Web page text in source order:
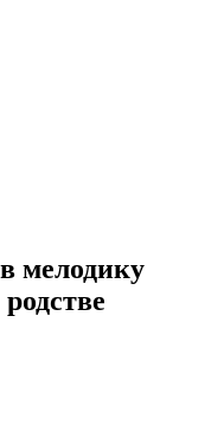
мелодику